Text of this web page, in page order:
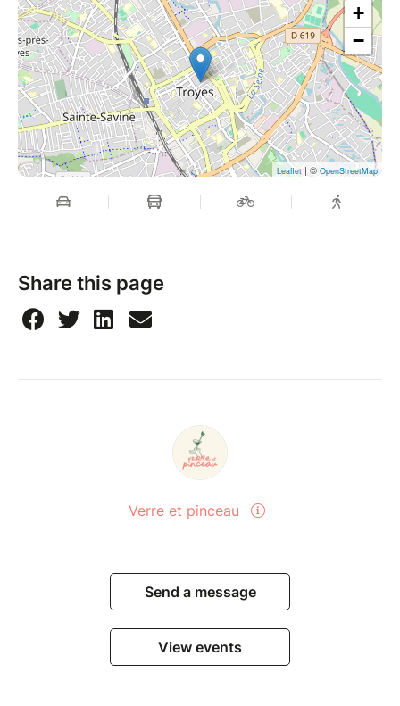
+
−
Leaflet| ©OpenStreetMap
Share this page
Verre et pinceau
Send a message
View events